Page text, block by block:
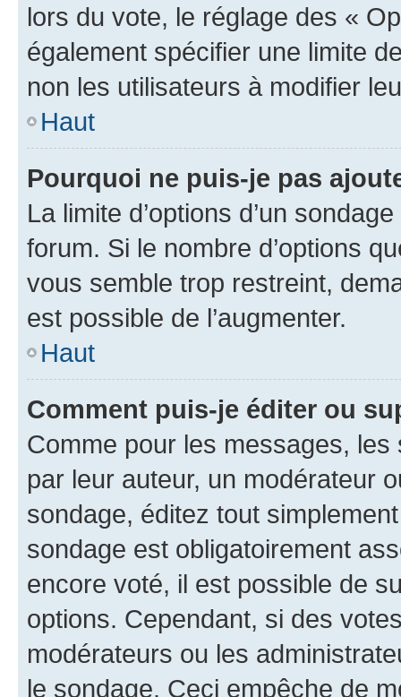
lors du vote, le réglage des «
également spécifier une limite
non les utilisateurs à modifier
Haut
Pourquoi ne puis-je pas
La limite d’options d’un
forum. Si le nombre d’options
vous semble trop restreint,
est possible de l’augmenter.
Haut
Comment puis-je éditer ou
Comme pour les messages,
par leur auteur, un modérateur
sondage, éditez tout
sondage est obligatoirement
encore voté, il est possible de
options. Cependant, si des
modérateurs ou les
le sondage. Ceci empêche de